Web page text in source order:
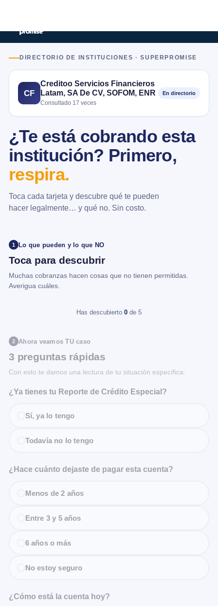
DIRECTORIO DE INSTITUCIONES · SUPERPROMISE
CF
Creditoo Servicios Financieros
Latam, SA De CV, SOFOM, ENR
Consultado 17 veces
En directorio
¿Te está cobrando esta
institución? Primero,
respira.
Toca cada tarjeta y descubre qué te pueden
hacer legalmente… y qué no. Sin costo.
1 Lo que pueden y lo que NO
Toca para descubrir
Muchas cobranzas hacen cosas que no tienen permitidas.
Averigua cuáles.
Has descubierto 0 de 5
2 Ahora veamos TU caso
3 preguntas rápidas
Con esto te damos una lectura de tu situación específica.
¿Ya tienes tu Reporte de Crédito Especial?
Sí, ya lo tengo
Todavía no lo tengo
¿Hace cuánto dejaste de pagar esta cuenta?
Menos de 2 años
Entre 3 y 5 años
6 años o más
No estoy seguro
¿Cómo está la cuenta hoy?